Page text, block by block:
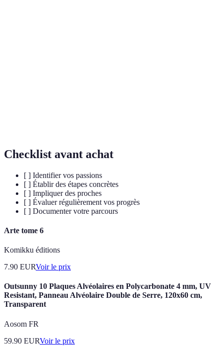
Checklist avant achat
[ ] Identifier vos passions
[ ] Établir des étapes concrètes
[ ] Impliquer des proches
[ ] Évaluer régulièrement vos progrès
[ ] Documenter votre parcours
Arte tome 6
Komikku éditions
7.90 EURVoir le prix
Outsunny 10 Plaques Alvéolaires en Polycarbonate 4 mm, UV
Resistant, Panneau Alvéolaire Double de Serre, 120x60 cm,
Transparent
Aosom FR
59.90 EURVoir le prix